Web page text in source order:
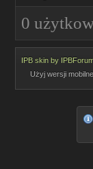
0
IPB skin by
Użyj wersji